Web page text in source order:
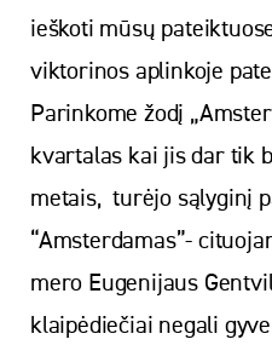
ieškoti mūsų
viktorinos aplinkoje
Parinkome žodį
kvartalas kai jis dar tik
metais, turėjo sąlyginį
“Amsterdamas”-
mero Eugenijaus
klaipėdiečiai negali